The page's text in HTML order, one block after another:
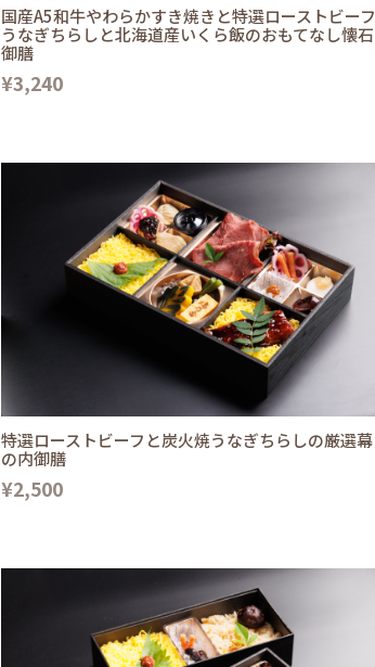
国産A5和牛やわらかすき焼きと特選ローストビーフ
うなぎちらしと北海道産いくら飯のおもてなし懐石
御膳
¥3,240
特選ローストビーフと炭火焼うなぎちらしの厳選幕
の内御膳
¥2,500